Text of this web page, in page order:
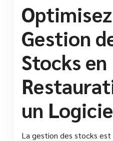
Gestion
Stocks en
un
La gestion des stocks